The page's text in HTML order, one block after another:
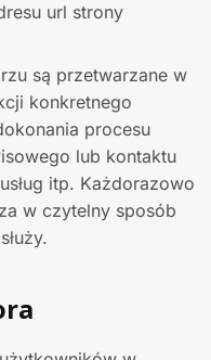
url strony
są przetwarzane w
konkretnego
procesu
lub kontaktu
itp. Każdorazowo
w czytelny sposób